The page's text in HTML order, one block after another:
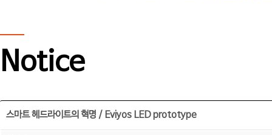
Notice
스마트 헤드라이트의 혁명 / Eviyos LED prototype